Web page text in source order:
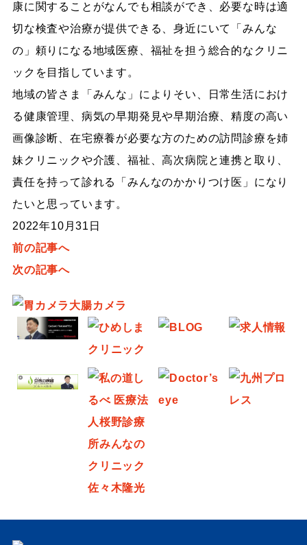
康に関することがなんでも相談ができ、必要な時は適
切な検査や治療が提供できる、身近にいて「みんな
の」頼りになる地域医療、福祉を担う総合的なクリニ
ックを目指しています。
地域の皆さま「みんな」によりそい、日常生活におけ
る健康管理、病気の早期発見や早期治療、精度の高い
画像診断、在宅療養が必要な方のための訪問診療を姉
妹クリニックや介護、福祉、高次病院と連携と取り、
責任を持って診れる「みんなのかかりつけ医」になり
たいと思っています。
2022年10月31日
前の記事へ
次の記事へ